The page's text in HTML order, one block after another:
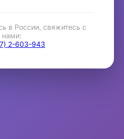
в России, свяжитесь с
нами:
2-603-943